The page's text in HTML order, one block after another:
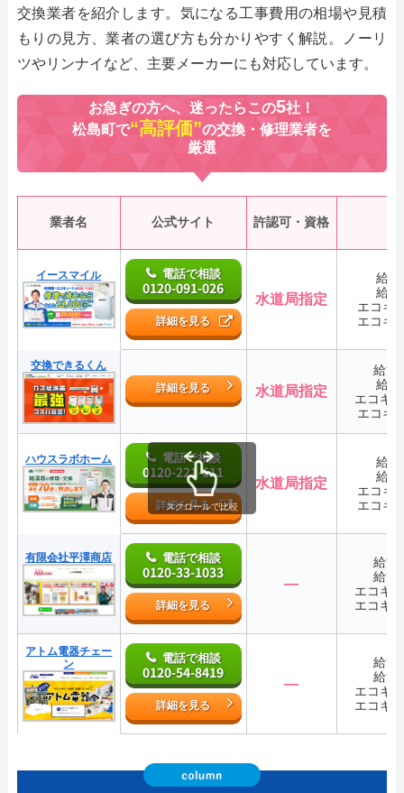
交換業者を紹介します。気になる工事費用の相場や見積
もりの見方、業者の選び方も分かりやすく解説。ノーリ
ツやリンナイなど、主要メーカーにも対応しています。
お急ぎの方へ、迷ったらこの5社！
松島町で“高評価”の交換・修理業者を
厳選
業者名 公式サイト 許認可・資格
イースマイル 電話で相談
0120-091-026
詳細を見る
水道局指定
給
給
エコキ
エコキ
交換できるくん
詳細を見る
水道局指定
給湯
給
エコキ
エコキ
ハウスラボホーム 電話で相談
0120-221-611
詳細を見る
水道局指定
給
給
エコキ
エコキ
有限会社平澤商店 電話で相談
0120-33-1033
詳細を見る
―
給湯
給湯
エコキ
エコキ
アトム電器チェー
ン
電話で相談
0120-54-8419
詳細を見る
―
給湯
給湯
エコキ
エコキ
スクロールで比較